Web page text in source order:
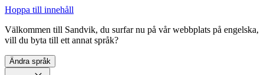
Hoppa till innehåll
Välkommen till Sandvik, du surfar nu på vår webbplats på engelska,
vill du byta till ett annat språk?
Ändra språk